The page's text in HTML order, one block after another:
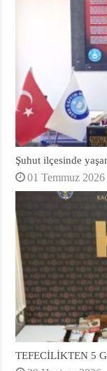
Şuhut ilçesinde
01 Temmuz 2026
TEFECİLİKTEN 5